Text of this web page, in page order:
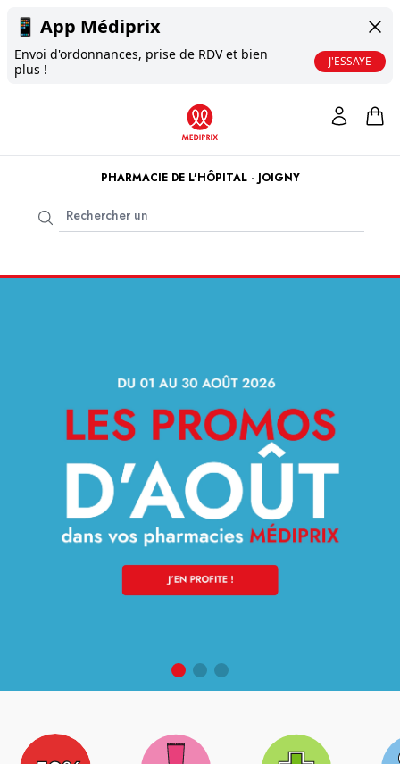
📱 App Médiprix
Envoi d'ordonnances, prise de RDV et bien
plus !
J'ESSAYE
PHARMACIE DE L'HÔPITAL - JOIGNY